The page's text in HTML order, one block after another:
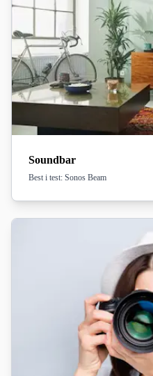
Soundbar
Best i test: Sonos Beam